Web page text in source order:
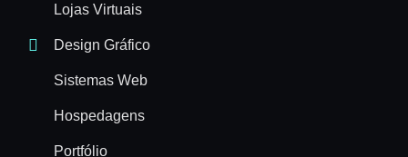
Lojas Virtuais
Design Gráfico
Sistemas Web
Hospedagens
Portfólio